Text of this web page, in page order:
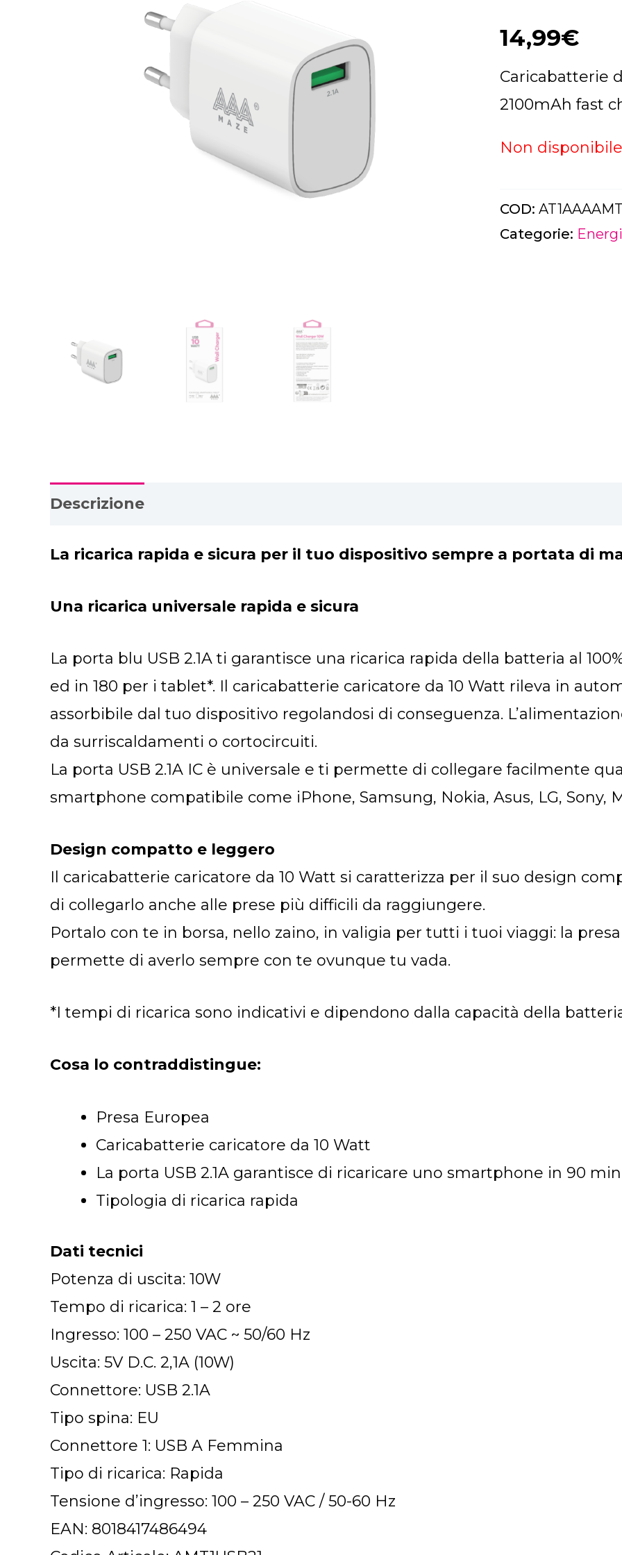
14,99€
Caricabatterie
2100mAh fast
Non disponibile
COD:
Categorie:
Descrizione
La ricarica rapida e sicura per il tuo dispositivo sempre a portata di
Una ricarica universale rapida e sicura
La porta blu USB 2.1A ti garantisce una ricarica rapida della batteria al
ed in 180 per i tablet*. Il caricabatterie caricatore da 10 Watt rileva in
assorbibile dal tuo dispositivo regolandosi di conseguenza.
da surriscaldamenti o cortocircuiti.
La porta USB 2.1A IC è universale e ti permette di collegare facilmente
smartphone compatibile come iPhone, Samsung, Nokia, Asus, LG, Sony,
Design compatto e leggero
Il caricabatterie caricatore da 10 Watt si caratterizza per il suo design
di collegarlo anche alle prese più difficili da raggiungere.
Portalo con te in borsa, nello zaino, in valigia per tutti i tuoi viaggi: la
permette di averlo sempre con te ovunque tu vada.
*I tempi di ricarica sono indicativi e dipendono dalla capacità della
Cosa lo contraddistingue:
Presa Europea
Caricabatterie caricatore da 10 Watt
La porta USB 2.1A garantisce di ricaricare uno smartphone in 90
Tipologia di ricarica rapida
Dati tecnici
Potenza di uscita: 10W
Tempo di ricarica: 1 – 2 ore
Ingresso: 100 – 250 VAC ~ 50/60 Hz
Uscita: 5V D.C. 2,1A (10W)
Connettore: USB 2.1A
Tipo spina: EU
Connettore 1: USB A Femmina
Tipo di ricarica: Rapida
Tensione d’ingresso: 100 – 250 VAC / 50-60 Hz
EAN: 8018417486494